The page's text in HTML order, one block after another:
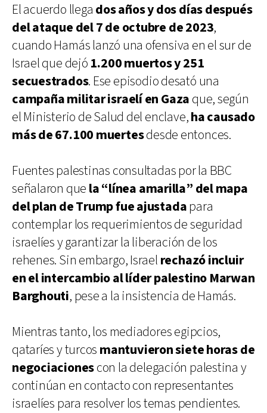
El acuerdo llega dos años y dos días después
del ataque del 7 de octubre de 2023,
cuando Hamás lanzó una ofensiva en el sur de
Israel que dejó 1.200 muertos y 251
secuestrados. Ese episodio desató una
campaña militar israelí en Gaza que, según
el Ministerio de Salud del enclave,ha causado
más de 67.100 muertesdesde entonces.
Fuentes palestinas consultadas por la BBC
señalaron que la “línea amarilla” del mapa
del plan de Trump fue ajustadapara
contemplar los requerimientos de seguridad
israelíes y garantizar la liberación de los
rehenes. Sin embargo, Israel rechazó incluir
en el intercambio al líder palestino Marwan
Barghouti, pese a la insistencia de Hamás.
Mientras tanto, los mediadores egipcios,
qataríes y turcos mantuvieron siete horas de
negociacionescon la delegación palestina y
continúan en contacto con representantes
israelíes para resolver los temas pendientes.